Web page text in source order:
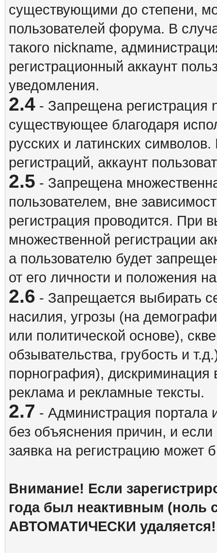
существующими до степени,
пользователей форума. В
такого nickname,
регистрационный аккаунт
уведомления.
2.4- Запрещена регистрация
существующее благодаря
русских и латинских
регистраций, аккаунт
2.5 - Запрещена
пользователем, вне
регистрация проводится. При
множественной регистрации
а пользователю будет
от его личности и положения
2.6 - Запрещается выбирать
насилия, угрозы (на
или политической основе),
обзывательства, грубость и
порнография),
реклама и рекламные тексты.
2.7 - Администрация портала
без объяснения причин, и
заявка на регистрацию может
Внимание! Если
года был неактивным (ноль
АВТОМАТИЧЕСКИ удаляется!